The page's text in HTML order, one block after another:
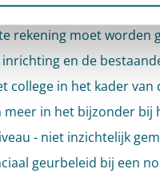
bepalen van een
rekening moet worden
en de
college in het kader van
in het bijzonder bij
- niet inzichtelijk
geurbeleid bij een